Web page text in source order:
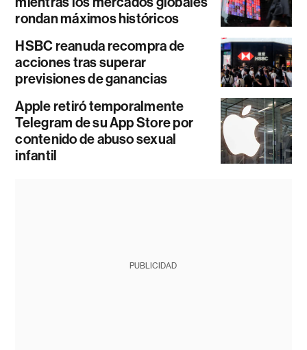
rondan máximos históricos
HSBC reanuda recompra de
acciones tras superar
previsiones de ganancias
Apple retiró temporalmente
Telegram de su App Store por
contenido de abuso sexual
infantil
PUBLICIDAD